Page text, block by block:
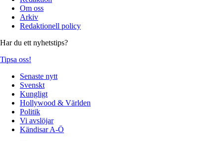
Om oss
Arkiv
Redaktionell policy
Har du ett nyhetstips?
Tipsa oss!
Senaste nytt
Svenskt
Kungligt
Hollywood & Världen
Politik
Vi avslöjar
Kändisar A-Ö